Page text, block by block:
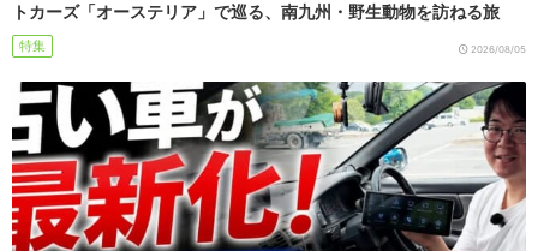
トカーズ「オーステリア」で巡る、南九州・野生動物を訪ねる旅
特集 2026/08/05